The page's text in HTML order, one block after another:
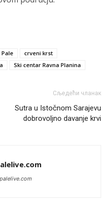
Pale
crveni krst
Ski centar Ravna Planina
Сљедећи чланак
Sutra u Istočnom Sarajevu
dobrovoljno davanje krvi
ne moze u Republici